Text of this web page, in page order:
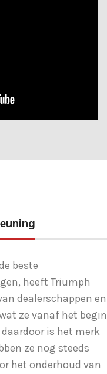
beste
heeft Triumph
dealerschappen en
ze vanaf het begin
is het merk
ze nog steeds
het onderhoud van